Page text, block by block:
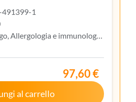
491399-1
Allergologia e immunologia
sicurezza degli ambienti di
(medici di famiglia)
97,60 €
al carrello